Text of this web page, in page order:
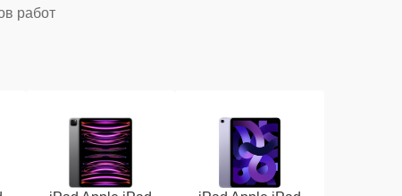
работ